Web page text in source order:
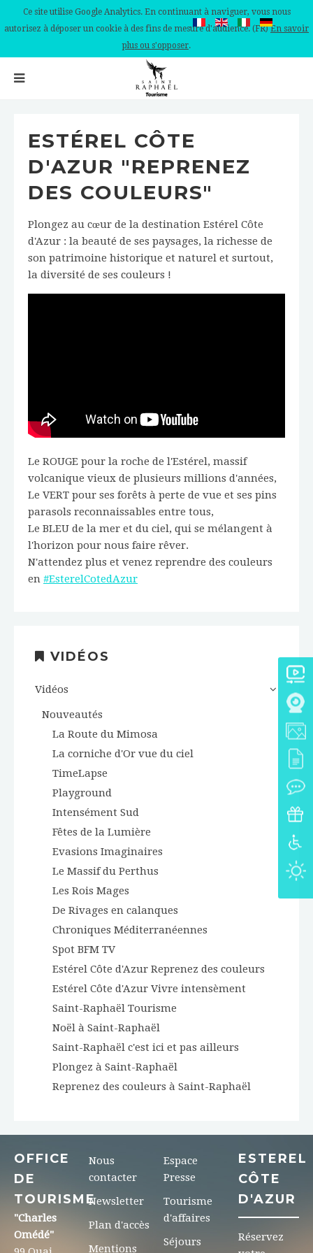
Ce site utilise Google Analytics. En continuant à naviguer, vous nous
autorisez à déposer un cookie à des fins de mesure d'audience. (FR)En savoir
plus ou s'opposer.
ESTÉREL CÔTE
D'AZUR "REPRENEZ
DES COULEURS"
Plongez au cœur de la destination Estérel Côte
d'Azur : la beauté de ses paysages, la richesse de
son patrimoine historique et naturel et surtout,
la diversité de ses couleurs !
Le ROUGE pour la roche de l'Estérel, massif
volcanique vieux de plusieurs millions d'années,
Le VERT pour ses forêts à perte de vue et ses pins
parasols reconnaissables entre tous,
Le BLEU de la mer et du ciel, qui se mélangent à
l'horizon pour nous faire rêver.
N'attendez plus et venez reprendre des couleurs
en #EsterelCotedAzur
VIDÉOS
Vidéos
Nouveautés
La Route du Mimosa
La corniche d'Or vue du ciel
TimeLapse
Playground
Intensément Sud
Fêtes de la Lumière
Evasions Imaginaires
Le Massif du Perthus
Les Rois Mages
De Rivages en calanques
Chroniques Méditerranéennes
Spot BFM TV
Estérel Côte d'Azur Reprenez des couleurs
Estérel Côte d'Azur Vivre intensèment
Saint-Raphaël Tourisme
Noël à Saint-Raphaël
Saint-Raphaël c'est ici et pas ailleurs
Plongez à Saint-Raphaël
Reprenez des couleurs à Saint-Raphaël
OFFICE
DE
TOURISME
"Charles
Omédé"
Nous
contacter
Newsletter
Plan d'accès
Mentions
Espace
Presse
Tourisme
d'affaires
Séjours
ESTEREL
CÔTE
D'AZUR
Réservez